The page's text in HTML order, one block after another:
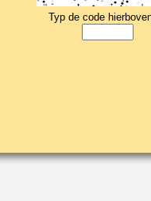
Typ de code